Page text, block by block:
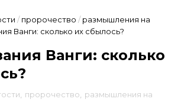
/ пророчество / размышления на
Ванги: сколько их сбылось?
Ванги: сколько
пророчество
размышления на